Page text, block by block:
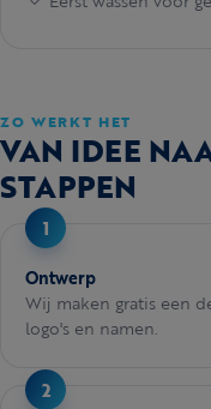
ZO WERKT HET
VAN IDEE
STAPPEN
Ontwerp
Wij maken gratis een
logo's en namen.